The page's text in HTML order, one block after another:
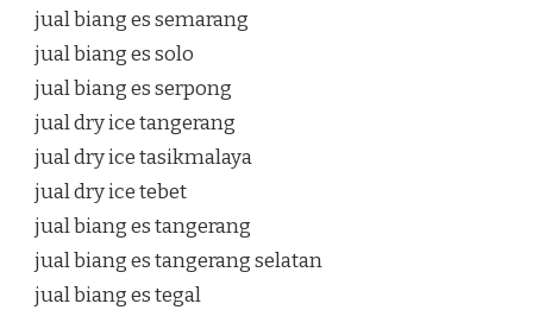
jual biang es semarang
jual biang es solo
jual biang es serpong
jual dry ice tangerang
jual dry ice tasikmalaya
jual dry ice tebet
jual biang es tangerang
jual biang es tangerang selatan
jual biang es tegal